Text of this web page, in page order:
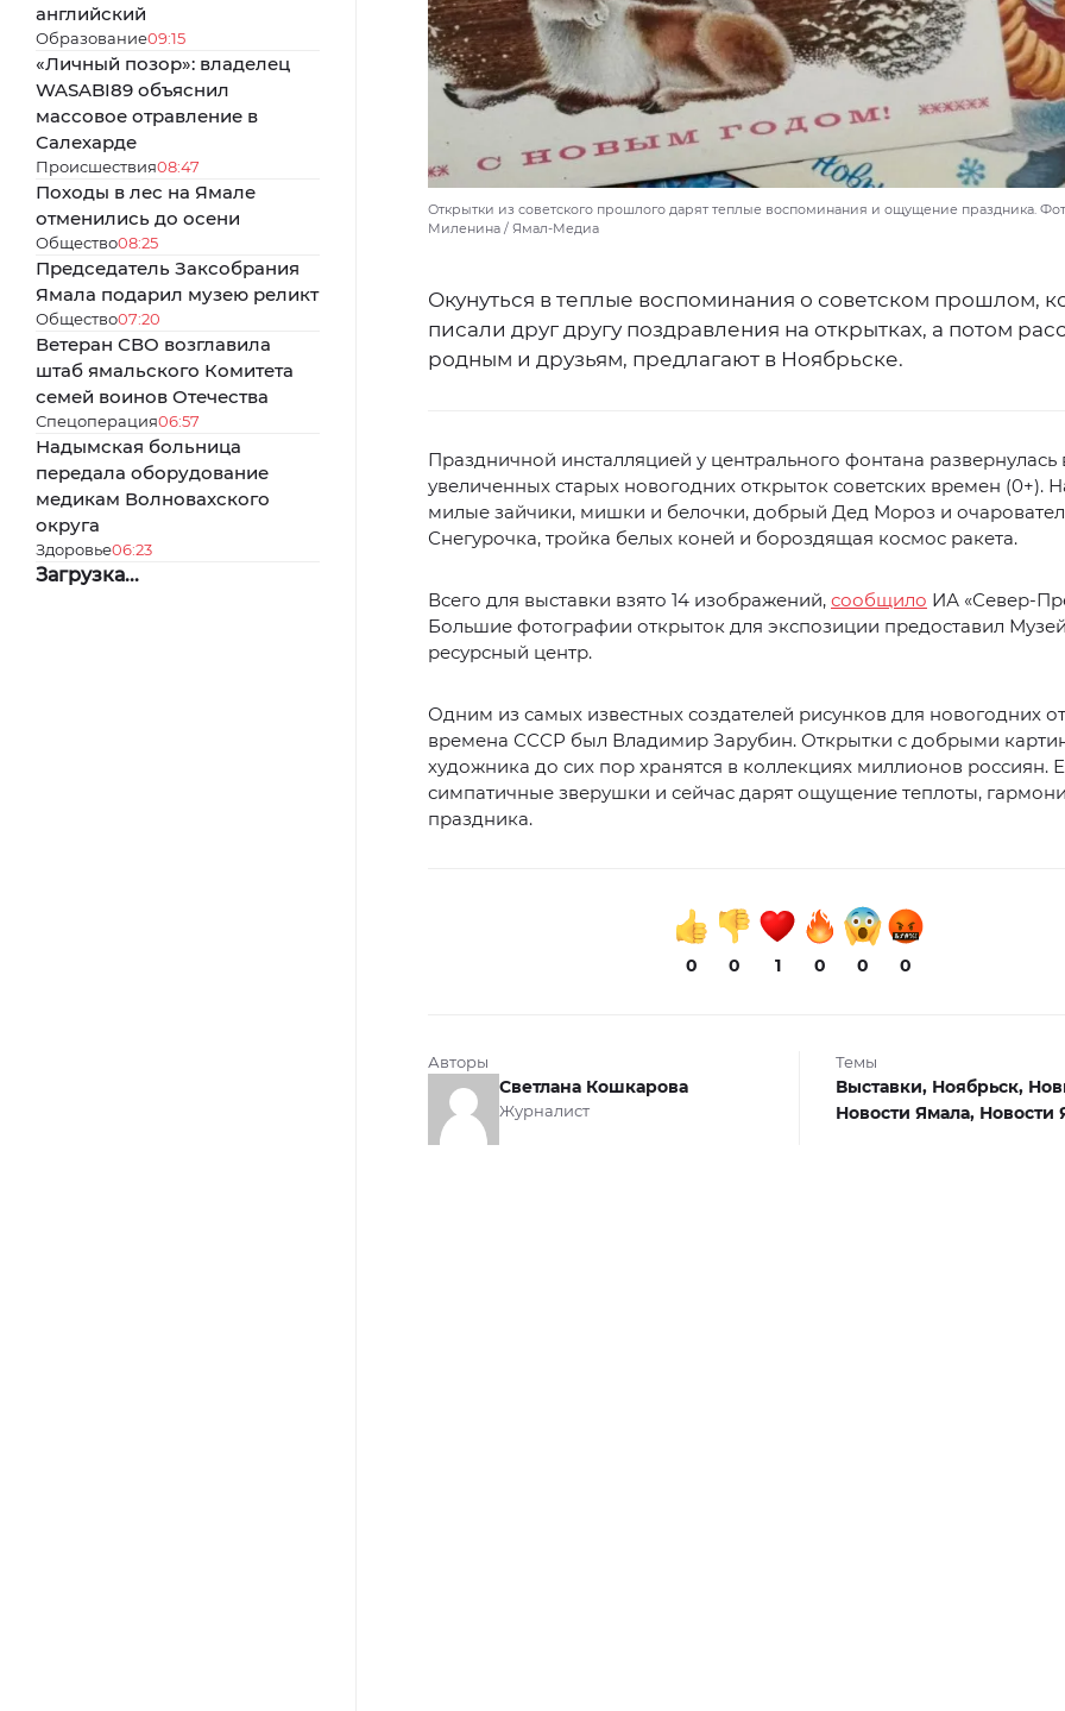
английский
Образование09:15
«Личный позор»: владелец
WASABI89 объяснил
массовое отравление в
Салехарде
Происшествия08:47
Походы в лес на Ямале
отменились до осени
Общество08:25
Председатель Заксобрания
Ямала подарил музею реликт
Общество07:20
Ветеран СВО возглавила
штаб ямальского Комитета
семей воинов Отечества
Спецоперация06:57
Надымская больница
передала оборудование
медикам Волновахского
округа
Здоровье06:23
Загрузка...
Открытки из советского прошлого дарят теплые воспоминания и ощущение праздника.
Миленина / Ямал-Медиа
Окунуться в теплые воспоминания о советском прошлом,
писали друг другу поздравления на открытках, а потом
родным и друзьям, предлагают в Ноябрьске.
Праздничной инсталляцией у центрального фонтана развернулась
увеличенных старых новогодних открыток советских времен (0+).
милые зайчики, мишки и белочки, добрый Дед Мороз и
Снегурочка, тройка белых коней и бороздящая космос ракета.
Всего для выставки взято 14 изображений, сообщило ИА «Север-
Большие фотографии открыток для экспозиции предоставил
ресурсный центр.
Одним из самых известных создателей рисунков для новогодних
времена СССР был Владимир Зарубин. Открытки с добрыми
художника до сих пор хранятся в коллекциях миллионов россиян.
симпатичные зверушки и сейчас дарят ощущение теплоты,
праздника.
0 0 1 0 0 0
Авторы
Светлана Кошкарова
Журналист
Темы
Выставки, Ноябрьск,
Новости Ямала, Новости